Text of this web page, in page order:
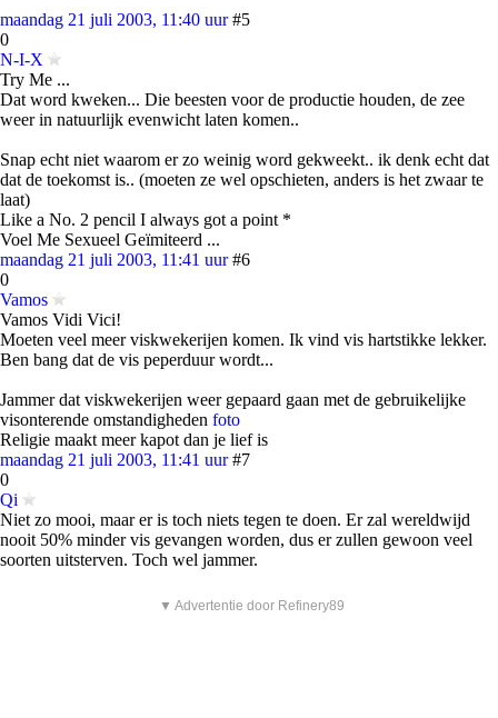
maandag 21 juli 2003, 11:40 uur #5
0
N-I-X
Try Me ...
Dat word kweken... Die beesten voor de productie houden, de zee
weer in natuurlijk evenwicht laten komen..
Snap echt niet waarom er zo weinig word gekweekt.. ik denk echt dat
dat de toekomst is.. (moeten ze wel opschieten, anders is het zwaar te
laat)
Like a No. 2 pencil I always got a point *
Voel Me Sexueel Geïmiteerd ...
maandag 21 juli 2003, 11:41 uur #6
0
Vamos
Vamos Vidi Vici!
Moeten veel meer viskwekerijen komen. Ik vind vis hartstikke lekker.
Ben bang dat de vis peperduur wordt...
Jammer dat viskwekerijen weer gepaard gaan met de gebruikelijke
visonterende omstandigheden foto
Religie maakt meer kapot dan je lief is
maandag 21 juli 2003, 11:41 uur #7
0
Qi
Niet zo mooi, maar er is toch niets tegen te doen. Er zal wereldwijd
nooit 50% minder vis gevangen worden, dus er zullen gewoon veel
soorten uitsterven. Toch wel jammer.
▼ Advertentie door Refinery89